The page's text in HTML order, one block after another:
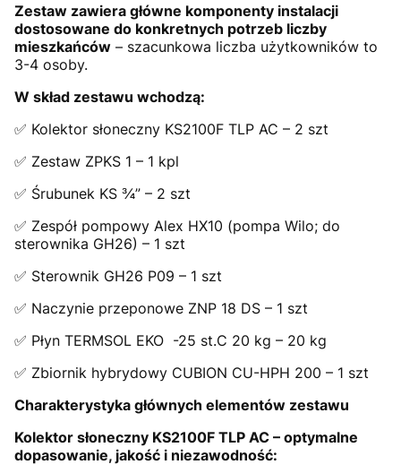
Zestaw zawiera główne komponenty instalacji
dostosowane do konkretnych potrzeb liczby
mieszkańców – szacunkowa liczba użytkowników to
3-4 osoby.
W skład zestawu wchodzą:
✅ Kolektor słoneczny KS2100F TLP AC – 2 szt
✅ Zestaw ZPKS 1 – 1 kpl
✅ Śrubunek KS ¾” – 2 szt
✅ Zespół pompowy Alex HX10 (pompa Wilo; do
sterownika GH26) – 1 szt
✅ Sterownik GH26 P09 – 1 szt
✅ Naczynie przeponowe ZNP 18 DS – 1 szt
✅ Płyn TERMSOL EKO -25 st.C 20 kg – 20 kg
✅ Zbiornik hybrydowy CUBION CU-HPH 200 – 1 szt
Charakterystyka głównych elementów zestawu
Kolektor słoneczny KS2100F TLP AC – optymalne
dopasowanie, jakość i niezawodność: